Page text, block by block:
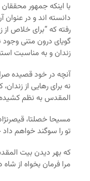
با اینکه جمهور
دانسته اند و در
رفته که “برای خلاص
گویای درون متنی وجود
زندان و به مناسبت
آنچه در خود قصیده
نه برای رهایی از
المقدس به نظم
مسیحا خصلتا،
تو را سوگند خواهم
که بهر دیدن بیت
مرا فرمان بخواه از شاه